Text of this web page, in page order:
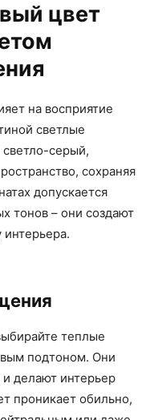
цвет
на восприятие
светлые
серый,
сохраняя
допускается
тонов – они создают
теплые
подтоном. Они
делают интерьер
проникает обильно,